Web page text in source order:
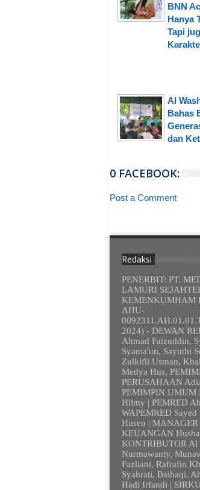
BNN
Hanya
Tapi
Al
Bahas
dan
0 FACEBOOK:
Post a Comment
Redaksi
PENERBIT: PT.
LAMURI
KEMENKUMHAM
AHU-
2024) - DEWAN
Ahmad Faizuddin,
Syama'un, Sayuthi
Zulkifli Usman,
Medya Hus,
PERUSAHAAN
PEMIMPIN UMUM
Hilmy | PEMRED
WAPEMRED Sayed
Husen | MANAGER
KEUANGAN
KONTRIBUTOR Al
Nurmawanty,
Fazliani, Rafrafin
Syahrati, Baihaqi,
Hadi Irfandi |